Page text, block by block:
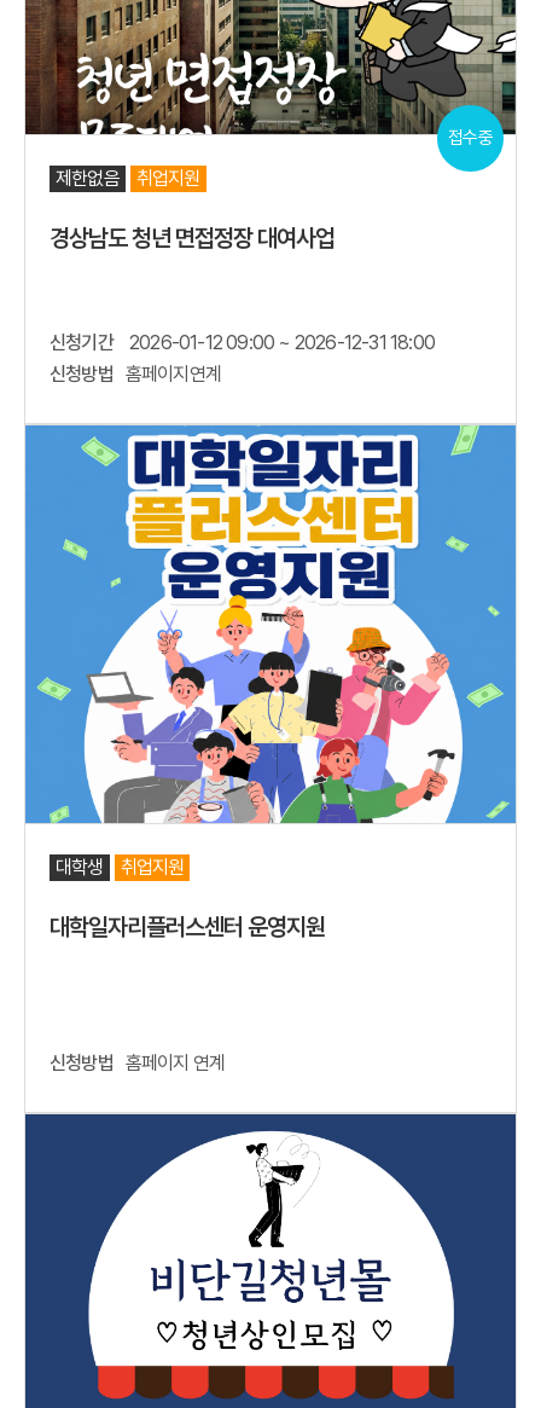
접수중
제한없음 취업지원
경상남도 청년 면접정장 대여사업
신청기간
2026-01-12 09:00 ~ 2026-12-31 18:00
신청방법 홈페이지연계
대학생 취업지원
대학일자리플러스센터 운영지원
신청방법 홈페이지 연계